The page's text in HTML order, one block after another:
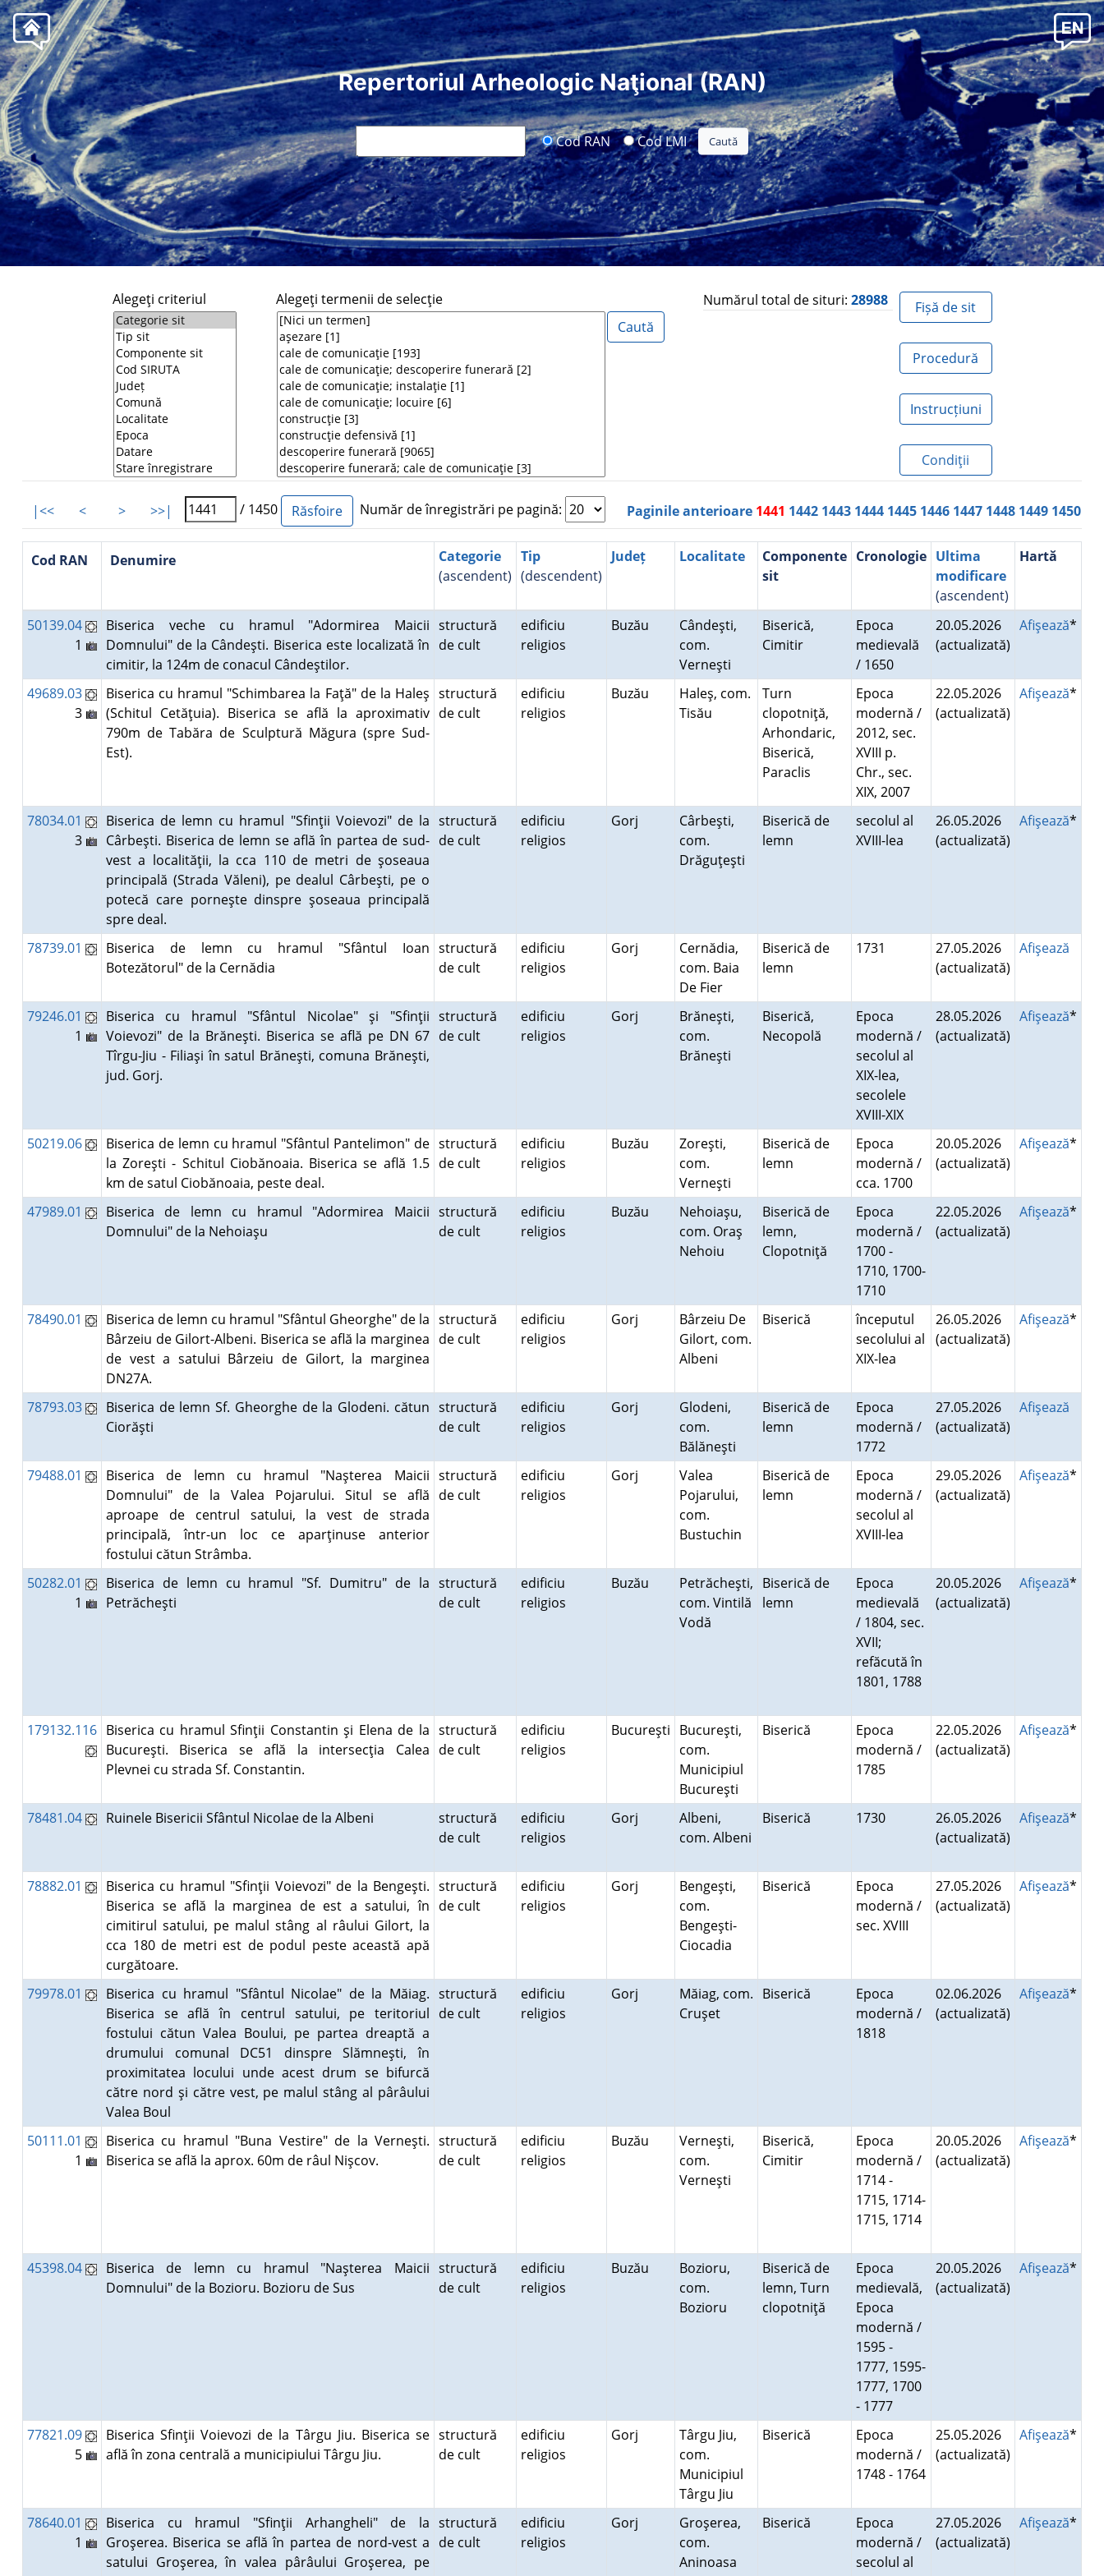
Repertoriul Arheologic Naţional (RAN)
Cod RAN Cod LMI
Alegeţi criteriul Alegeţi termenii de selecţie Numărul total de situri: 28988 Fișă de sit
Procedură
Instrucțiuni
Condiţii
|<< < > >>| / 1450 Număr de înregistrări pe pagină: Paginile anterioare 1441 1442 1443 1444 1445 1446 1447 1448 1449 1450
Cod RAN Denumire
Categorie
(ascendent)
Tip
(descendent)
Județ Localitate
Componente
sit
Cronologie Ultima
modificare
(ascendent)
Hartă
50139.04
1
Biserica veche cu hramul "Adormirea Maicii
Domnului" de la Cândeşti. Biserica este localizată în
cimitir, la 124m de conacul Cândeştilor.
structură
de cult
edificiu
religios
Buzău
Cândeşti,
com.
Verneşti
Biserică,
Cimitir
Epoca
medievală
/ 1650
20.05.2026
(actualizată)
Afişează*
49689.03
3
Biserica cu hramul "Schimbarea la Faţă" de la Haleş
(Schitul Cetăţuia). Biserica se află la aproximativ
790m de Tabăra de Sculptură Măgura (spre Sud-
Est).
structură
de cult
edificiu
religios
Buzău
Haleş, com.
Tisău
Turn
clopotniţă,
Arhondaric,
Biserică,
Paraclis
Epoca
modernă /
2012, sec.
XVIII p.
Chr., sec.
XIX, 2007
22.05.2026
(actualizată)
Afişează*
78034.01
3
Biserica de lemn cu hramul "Sfinţii Voievozi" de la
Cârbeşti. Biserica de lemn se află în partea de sud-
vest a localităţii, la cca 110 de metri de şoseaua
principală (Strada Văleni), pe dealul Cârbeşti, pe o
potecă care porneşte dinspre şoseaua principală
spre deal.
structură
de cult
edificiu
religios
Gorj
Cârbeşti,
com.
Drăguţeşti
Biserică de
lemn
secolul al
XVIII-lea
26.05.2026
(actualizată)
Afişează*
78739.01
Biserica de lemn cu hramul "Sfântul Ioan
Botezătorul" de la Cernădia
structură
de cult
edificiu
religios
Gorj
Cernădia,
com. Baia
De Fier
Biserică de
lemn
1731
27.05.2026
(actualizată)
Afişează
79246.01
1
Biserica cu hramul "Sfântul Nicolae" şi "Sfinţii
Voievozi" de la Brăneşti. Biserica se află pe DN 67
Tîrgu-Jiu - Filiaşi în satul Brăneşti, comuna Brăneşti,
jud. Gorj.
structură
de cult
edificiu
religios
Gorj
Brăneşti,
com.
Brăneşti
Biserică,
Necopolă
Epoca
modernă /
secolul al
XIX-lea,
secolele
XVIII-XIX
28.05.2026
(actualizată)
Afişează*
50219.06
Biserica de lemn cu hramul "Sfântul Pantelimon" de
la Zoreşti - Schitul Ciobănoaia. Biserica se află 1.5
km de satul Ciobănoaia, peste deal.
structură
de cult
edificiu
religios
Buzău
Zoreşti,
com.
Verneşti
Biserică de
lemn
Epoca
modernă /
cca. 1700
20.05.2026
(actualizată)
Afişează*
47989.01
Biserica de lemn cu hramul "Adormirea Maicii
Domnului" de la Nehoiaşu
structură
de cult
edificiu
religios
Buzău
Nehoiaşu,
com. Oraş
Nehoiu
Biserică de
lemn,
Clopotniţă
Epoca
modernă /
1700 -
1710, 1700-
1710
22.05.2026
(actualizată)
Afişează*
78490.01
Biserica de lemn cu hramul "Sfântul Gheorghe" de la
Bârzeiu de Gilort-Albeni. Biserica se află la marginea
de vest a satului Bârzeiu de Gilort, la marginea
DN27A.
structură
de cult
edificiu
religios
Gorj
Bârzeiu De
Gilort, com.
Albeni
Biserică
începutul
secolului al
XIX-lea
26.05.2026
(actualizată)
Afişează*
78793.03
Biserica de lemn Sf. Gheorghe de la Glodeni. cătun
Ciorăşti
structură
de cult
edificiu
religios
Gorj
Glodeni,
com.
Bălăneşti
Biserică de
lemn
Epoca
modernă /
1772
27.05.2026
(actualizată)
Afişează
79488.01
Biserica de lemn cu hramul "Naşterea Maicii
Domnului" de la Valea Pojarului. Situl se află
aproape de centrul satului, la vest de strada
principală, într-un loc ce aparţinuse anterior
fostului cătun Strâmba.
structură
de cult
edificiu
religios
Gorj
Valea
Pojarului,
com.
Bustuchin
Biserică de
lemn
Epoca
modernă /
secolul al
XVIII-lea
29.05.2026
(actualizată)
Afişează*
50282.01
1
Biserica de lemn cu hramul "Sf. Dumitru" de la
Petrăcheşti
structură
de cult
edificiu
religios
Buzău
Petrăcheşti,
com. Vintilă
Vodă
Biserică de
lemn
Epoca
medievală
/ 1804, sec.
XVII;
refăcută în
1801, 1788
20.05.2026
(actualizată)
Afişează*
179132.116 Biserica cu hramul Sfinţii Constantin şi Elena de la
Bucureşti. Biserica se află la intersecţia Calea
Plevnei cu strada Sf. Constantin.
structură
de cult
edificiu
religios
Bucureşti Bucureşti,
com.
Municipiul
Bucureşti
Biserică
Epoca
modernă /
1785
22.05.2026
(actualizată)
Afişează*
78481.04 Ruinele Bisericii Sfântul Nicolae de la Albeni
structură
de cult
edificiu
religios
Gorj
Albeni,
com. Albeni
Biserică 1730
26.05.2026
(actualizată)
Afişează*
78882.01
Biserica cu hramul "Sfinţii Voievozi" de la Bengeşti.
Biserica se află la marginea de est a satului, în
cimitirul satului, pe malul stâng al râului Gilort, la
cca 180 de metri est de podul peste această apă
curgătoare.
structură
de cult
edificiu
religios
Gorj
Bengeşti,
com.
Bengeşti-
Ciocadia
Biserică
Epoca
modernă /
sec. XVIII
27.05.2026
(actualizată)
Afişează*
79978.01
Biserica cu hramul "Sfântul Nicolae" de la Măiag.
Biserica se află în centrul satului, pe teritoriul
fostului cătun Valea Boului, pe partea dreaptă a
drumului comunal DC51 dinspre Slămneşti, în
proximitatea locului unde acest drum se bifurcă
către nord şi către vest, pe malul stâng al pârâului
Valea Boul
structură
de cult
edificiu
religios
Gorj
Măiag, com.
Cruşet
Biserică
Epoca
modernă /
1818
02.06.2026
(actualizată)
Afişează*
50111.01
1
Biserica cu hramul "Buna Vestire" de la Verneşti.
Biserica se află la aprox. 60m de râul Nişcov.
structură
de cult
edificiu
religios
Buzău
Verneşti,
com.
Verneşti
Biserică,
Cimitir
Epoca
modernă /
1714 -
1715, 1714-
1715, 1714
20.05.2026
(actualizată)
Afişează*
45398.04
Biserica de lemn cu hramul "Naşterea Maicii
Domnului" de la Bozioru. Bozioru de Sus
structură
de cult
edificiu
religios
Buzău
Bozioru,
com.
Bozioru
Biserică de
lemn, Turn
clopotniţă
Epoca
medievală,
Epoca
modernă /
1595 -
1777, 1595-
1777, 1700
- 1777
20.05.2026
(actualizată)
Afişează*
77821.09
5
Biserica Sfinţii Voievozi de la Târgu Jiu. Biserica se
află în zona centrală a municipiului Târgu Jiu.
structură
de cult
edificiu
religios
Gorj
Târgu Jiu,
com.
Municipiul
Târgu Jiu
Biserică
Epoca
modernă /
1748 - 1764
25.05.2026
(actualizată)
Afişează*
78640.01
1
Biserica cu hramul "Sfinţii Arhangheli" de la
Groşerea. Biserica se află în partea de nord-vest a
satului Groşerea, în valea pârâului Groşerea, pe
structură
de cult
edificiu
religios
Gorj
Groşerea,
com.
Aninoasa
Biserică
Epoca
modernă /
secolul al
27.05.2026
(actualizată)
Afişează*